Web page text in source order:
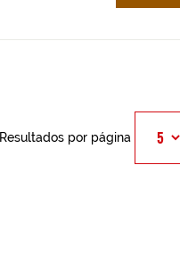
Resultados por página